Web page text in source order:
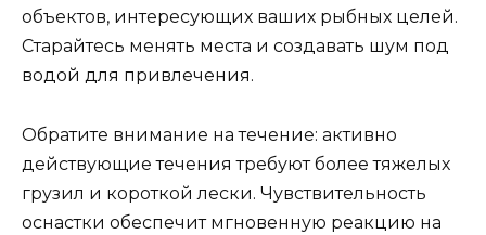
объектов, интересующих ваших рыбных целей.
Старайтесь менять места и создавать шум под
водой для привлечения.
Обратите внимание на течение: активно
действующие течения требуют более тяжелых
грузил и короткой лески. Чувствительность
оснастки обеспечит мгновенную реакцию на